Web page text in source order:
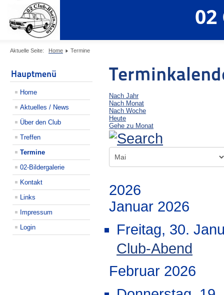
02
Aktuelle Seite: Home Termine
Hauptmenü
Home
Aktuelles / News
Über den Club
Treffen
Termine
02-Bildergalerie
Kontakt
Links
Impressum
Login
Nach Jahr
Nach Monat
Nach Woche
Heute
Gehe zu Monat
2026
Januar 2026
Freitag, 30.
Club-Abend
Februar 2026